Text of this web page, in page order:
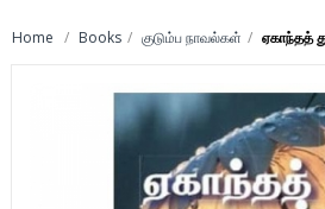
Home Books குடும்ப நாவல்கள் ஏகாந்தத்